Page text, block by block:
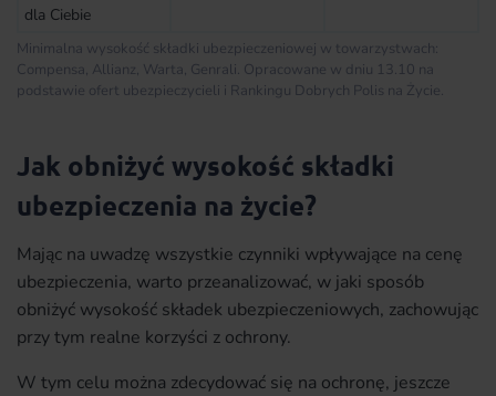
dla Ciebie
Minimalna wysokość składki ubezpieczeniowej w towarzystwach:
Compensa, Allianz, Warta, Genrali. Opracowane w dniu 13.10 na
podstawie ofert ubezpieczycieli i Rankingu Dobrych Polis na Życie.
Jak obniżyć wysokość składki
ubezpieczenia na życie?
Mając na uwadzę wszystkie czynniki wpływające na cenę
ubezpieczenia, warto przeanalizować, w jaki sposób
obniżyć wysokość składek ubezpieczeniowych, zachowując
przy tym realne korzyści z ochrony.
W tym celu można zdecydować się na ochronę, jeszcze